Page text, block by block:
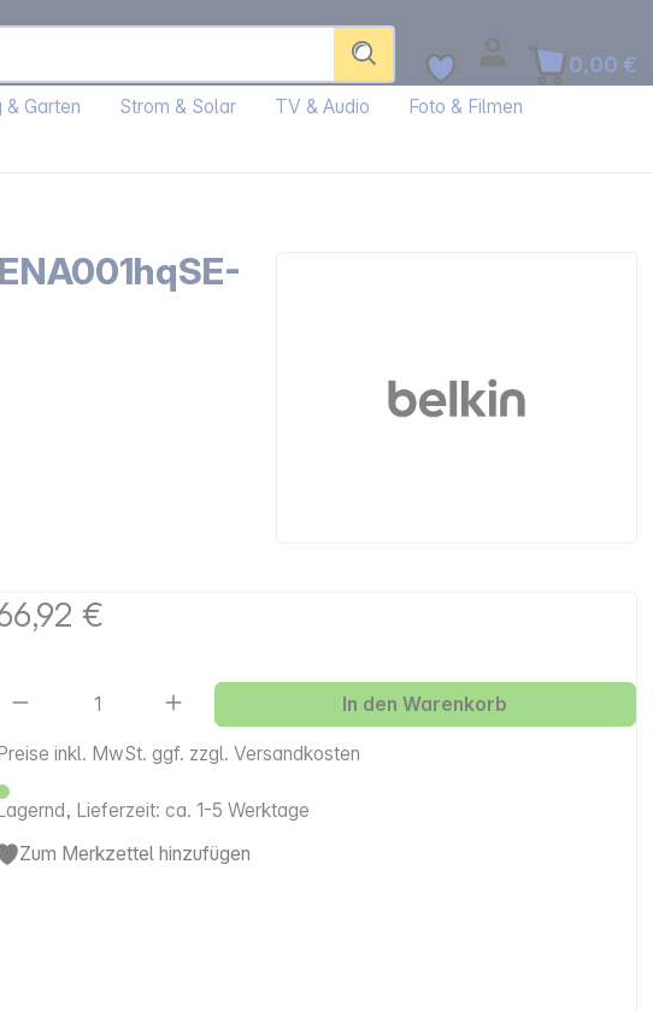
0,00 €
& Garten Strom & Solar TV & Audio
Foto & Filmen
€
inkl. MwSt. ggf. zzgl. Versandkosten
Lieferzeit: ca. 1-5 Werktage
Artikel Anzahl: Gib den gewünschten Wert ein
In den Warenkorb
Zum Merkzettel hinzufügen